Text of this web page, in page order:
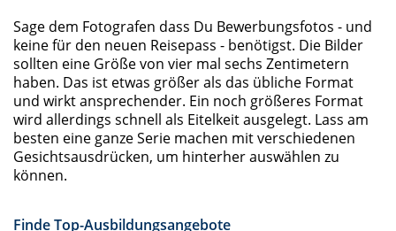
Sage dem Fotografen dass Du Bewerbungsfotos - und
keine für den neuen Reisepass - benötigst. Die Bilder
sollten eine Größe von vier mal sechs Zentimetern
haben. Das ist etwas größer als das übliche Format
und wirkt ansprechender. Ein noch größeres Format
wird allerdings schnell als Eitelkeit ausgelegt. Lass am
besten eine ganze Serie machen mit verschiedenen
Gesichtsausdrücken, um hinterher auswählen zu
können.
Finde Top-Ausbildungsangebote